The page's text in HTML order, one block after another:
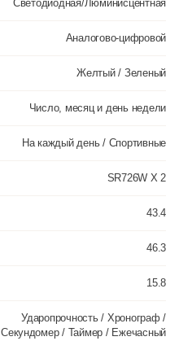
Светодиодная/Люминисцентная
Аналогово-цифровой
Желтый / Зеленый
Число, месяц и день недели
На каждый день / Спортивные
SR726W X 2
43.4
46.3
15.8
Ударопрочность / Хронограф /
Секундомер / Таймер / Ежечасный